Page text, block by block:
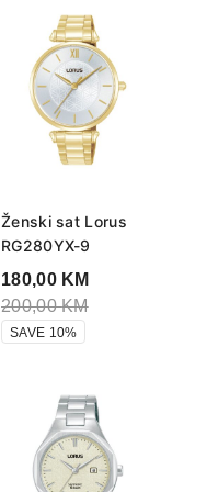
Ženski sat Lorus
RG280YX-9
180,00 KM
200,00KM
SAVE 10%